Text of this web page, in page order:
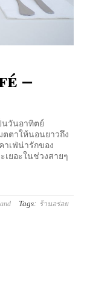
–
นวันอาทิตย์
ตตาให้นอนยาวถึง
าเฟ่น่ารักของ
ยอะในช่วงสายๆ
Tags: ร้านอร่อย